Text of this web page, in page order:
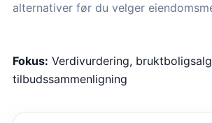
alternativer før du velger
Fokus: Verdivurdering,
tilbudssammenligning